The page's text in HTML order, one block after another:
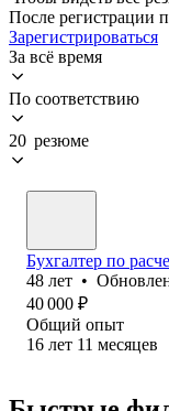
После регистрации
Зарегистрироваться
За всё время
По соответствию
20 резюме
Бухгалтер по
48 лет •
40 000 ₽
Общий опыт
16 лет 11 месяцев